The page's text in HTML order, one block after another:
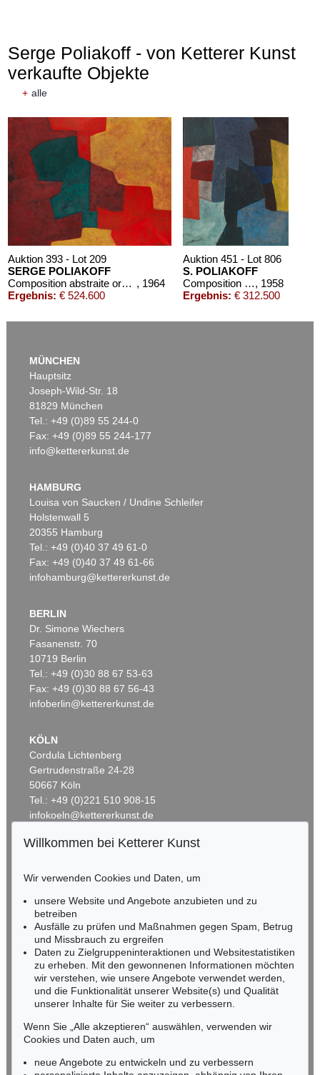
Serge Poliakoff - von Ketterer Kunst
verkaufte Objekte
+ alle
Auktion 393 - Lot 209
SERGE POLIAKOFF
Composition abstraite orange, jaune, vert, lie de vin , 1964
Ergebnis: € 524.600
Auktion 451 - Lot 806
S. POLIAKOFF
Composition abstraite, 1958
Ergebnis: € 312.500
Auktion 451 - Lot 811
Ergebnis:€ 262.500
SERGE POLIAKOFF
Bleu (Composition), 1957
Ergebnis:€ 213.360
Auktion 548 - Lot 137
Composition abstraite , 1965
Ergebnis:€ 152.400
Auktion 496 - Lot 170
SERGE POLIAKOFF
Composition abstraite, 1957
S. POLIAKOFF
Composition, 1962
MÜNCHEN
Hauptsitz
Joseph-Wild-Str. 18
81829 München
Tel.: +49 (0)89 55 244-0
Fax: +49 (0)89 55 244-177
info@kettererkunst.de
HAMBURG
Louisa von Saucken / Undine Schleifer
Holstenwall 5
20355 Hamburg
Tel.: +49 (0)40 37 49 61-0
Fax: +49 (0)40 37 49 61-66
infohamburg@kettererkunst.de
BERLIN
Dr. Simone Wiechers
Fasanenstr. 70
10719 Berlin
Tel.: +49 (0)30 88 67 53-63
Fax: +49 (0)30 88 67 56-43
infoberlin@kettererkunst.de
KÖLN
Cordula Lichtenberg
Gertrudenstraße 24-28
50667 Köln
Tel.: +49 (0)221 510 908-15
infokoeln@kettererkunst.de
RHEINLAND-PFALZ
Miriam Heß
Tel.: +49 (0)62 21 58 80-038
Fax: +49 (0)62 21 58 80-595
infoheidelberg@kettererkunst.de
NORDDEUTSCHLAND
Nico Kassel, M.A.
Tel.: +49 (0)89 55244-164
Mobil: +49 (0)171 8618661
n.kassel@kettererkunst.de
Willkommen bei Ketterer Kunst
Wir verwenden Cookies und Daten, um
unsere Website und Angebote anzubieten und zu
betreiben
Ausfälle zu prüfen und Maßnahmen gegen Spam, Betrug
und Missbrauch zu ergreifen
Daten zu Zielgruppeninteraktionen und Websitestatistiken
zu erheben. Mit den gewonnenen Informationen möchten
wir verstehen, wie unsere Angebote verwendet werden,
und die Funktionalität unserer Website(s) und Qualität
unserer Inhalte für Sie weiter zu verbessern.
Wenn Sie „Alle akzeptieren“ auswählen, verwenden wir
Cookies und Daten auch, um
neue Angebote zu entwickeln und zu verbessern